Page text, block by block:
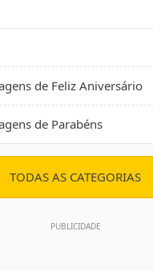
de Feliz Aniversário
de Parabéns
TODAS AS CATEGORIAS